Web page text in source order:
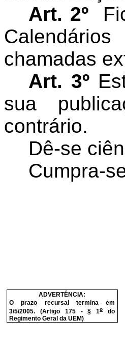
Art. 2º
chamadas
Art. 3º
sua
contrário.
Dê-se
Cumpra-
ADVERTÊNCIA:
O prazo recursal termina em
3/5/2005. (Artigo 175 - § 1odo
Regimento Geral da UEM)